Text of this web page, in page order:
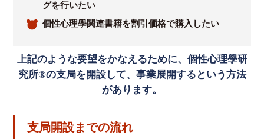
グを行いたい
個性心理學関連書籍を割引価格で購入したい
上記のような要望をかなえるために、個性心理學研
究所®の支局を開設して、事業展開するという方法
があります。
支局開設までの流れ